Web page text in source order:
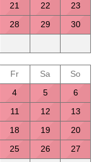
21 22
23
28 29
30
Fr Sa
So
4 5
6
11 12
13
18 19
20
25 26
27